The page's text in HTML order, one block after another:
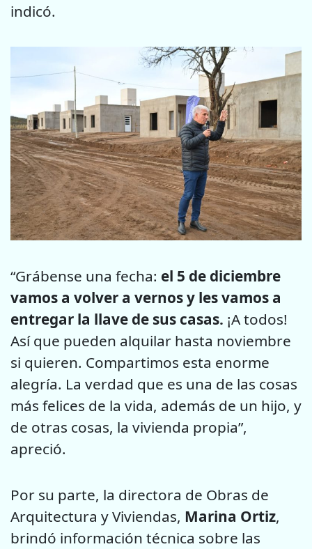
indicó.
“Grábense una fecha: el 5 de diciembre
vamos a volver a vernos y les vamos a
entregar la llave de sus casas. ¡A todos!
Así que pueden alquilar hasta noviembre
si quieren. Compartimos esta enorme
alegría. La verdad que es una de las cosas
más felices de la vida, además de un hijo, y
de otras cosas, la vivienda propia”,
apreció.
Por su parte, la directora de Obras de
Arquitectura y Viviendas, Marina Ortiz,
brindó información técnica sobre las